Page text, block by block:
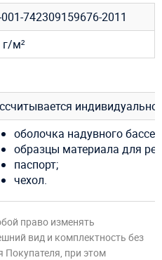
742309159676-2011
г/м²
индивидуально
оболочка надувного
образцы материала для
паспорт;
чехол.
право изменять
вид и комплектность без
Покупателя, при этом